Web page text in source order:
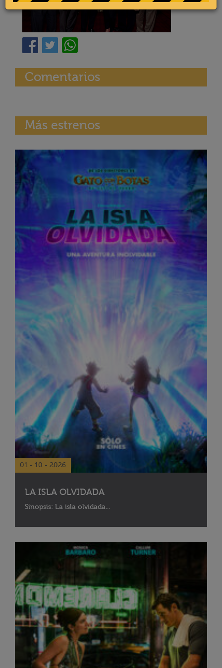
Comentarios
Más estrenos
01 - 10 - 2026
LA ISLA OLVIDADA
Sinopsis: La isla olvidada...